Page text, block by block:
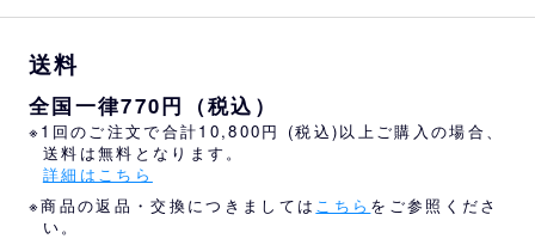
送料
全国一律770円（税込）
※1回のご注文で合計10,800円 (税込)以上ご購入の場合、
送料は無料となります。
詳細はこちら
※商品の返品・交換につきましては こちら をご参照くださ
い。